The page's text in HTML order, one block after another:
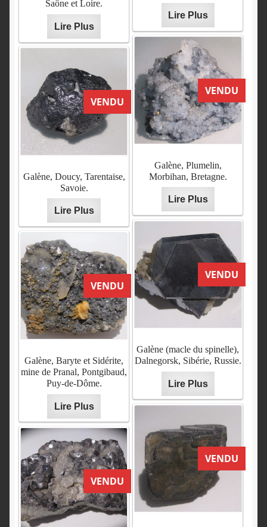
Lire Plus
Saône et Loire.
Lire Plus
VENDU
Galène, Plumelin,
Morbihan, Bretagne.
Lire Plus
VENDU
Galène, Doucy, Tarentaise,
Savoie.
Lire Plus
VENDU
Galène (macle du spinelle),
Dalnegorsk, Sibérie, Russie.
Lire Plus
VENDU
Galène, Baryte et Sidérite,
mine de Pranal, Pontgibaud,
Puy-de-Dôme.
Lire Plus
VENDU
VENDU